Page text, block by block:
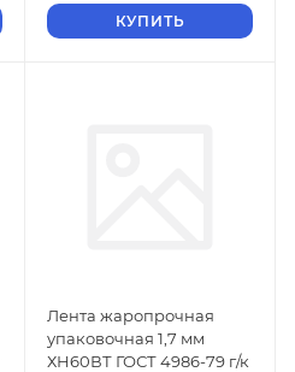
КУПИТЬ
Лента жаропрочная
упаковочная 1,7 мм
ХН60ВТ ГОСТ 4986-79 г/к